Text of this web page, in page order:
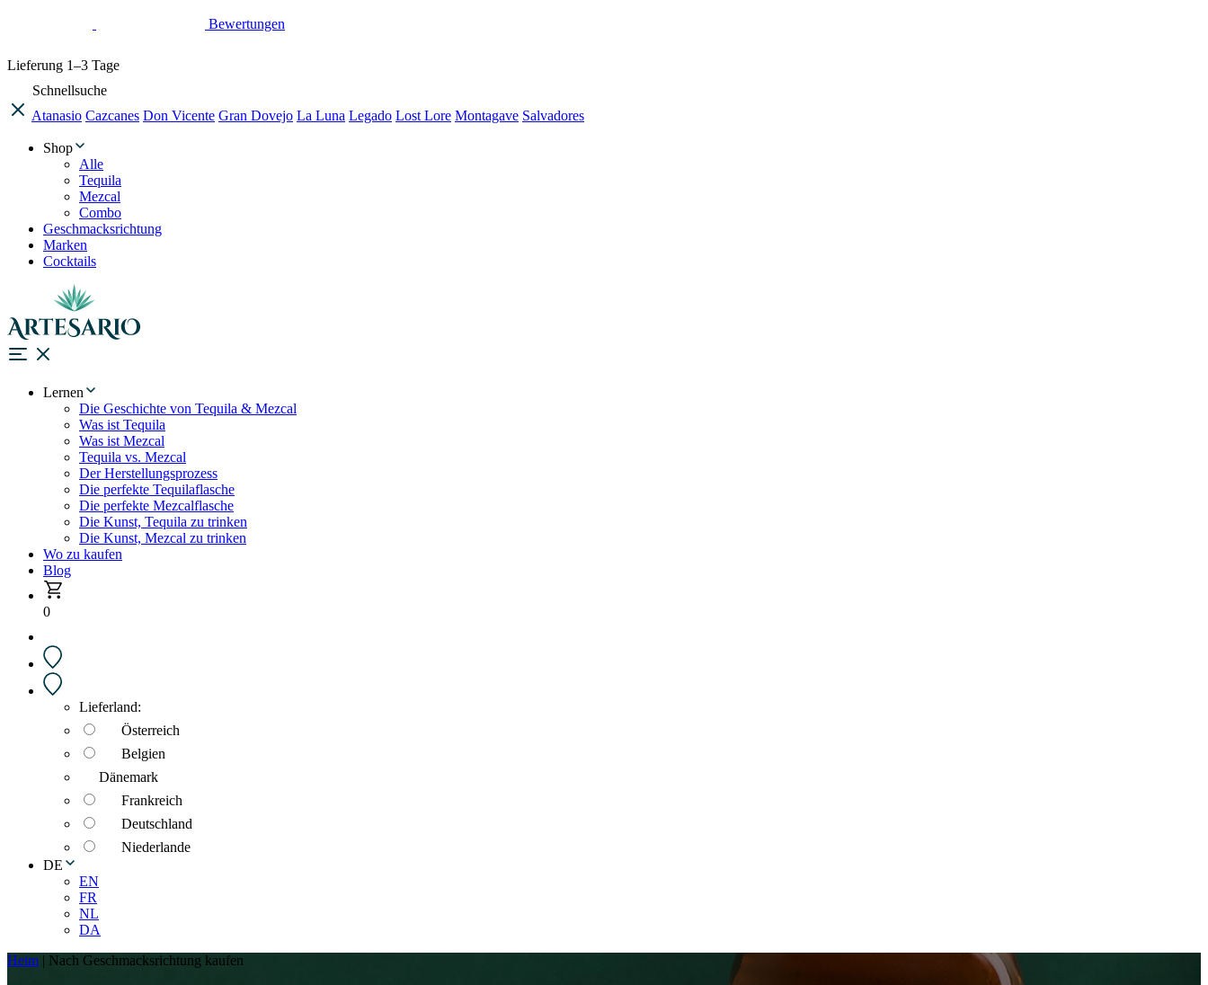
Bewertungen
Lieferung 1–3 Tage
Schnellsuche
Atanasio Cazcanes Don Vicente Gran Dovejo La Luna Legado Lost Lore Montagave Salvadores
Shop
Alle
Tequila
Mezcal
Combo
Geschmacksrichtung
Marken
Cocktails
Lernen
Die Geschichte von Tequila & Mezcal
Was ist Tequila
Was ist Mezcal
Tequila vs. Mezcal
Der Herstellungsprozess
Die perfekte Tequilaflasche
Die perfekte Mezcalflasche
Die Kunst, Tequila zu trinken
Die Kunst, Mezcal zu trinken
Wo zu kaufen
Blog
0
Lieferland:
Österreich
Belgien
Dänemark
Frankreich
Deutschland
Niederlande
DE
EN
FR
NL
DA
Heim | Nach Geschmacksrichtung kaufen